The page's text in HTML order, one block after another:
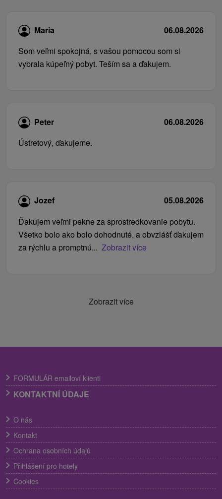
Maria
06.08.2026
Som veľmi spokojná, s vašou pomocou som si
vybrala kúpeľný pobyt. Teším sa a ďakujem.
Peter
06.08.2026
Ústretový, ďakujeme.
Jozef
05.08.2026
Ďakujem veľmi pekne za sprostredkovanie pobytu.
Všetko bolo ako bolo dohodnuté, a obvzlášť ďakujem
za rýchlu a promptnú... Zobrazit více
Zobrazit více
FORMULÁR emailoví klienti
KONTAKTNÍ ÚDAJE
O nás
Kontakt
Ochrana osobních údajů
Přihlášení pro hotely
Cookies